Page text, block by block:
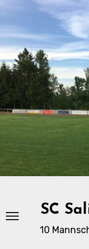
Zu
Inhalten
springen
SC
10